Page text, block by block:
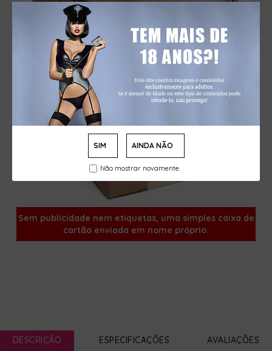
SIM AINDA NÃO
Não mostrar novamente.
Sem publicidade nem etiquetas, uma simples caixa de
cartão enviada em nome próprio.
DESCRIÇÃO ESPECIFICAÇÕES AVALIAÇÕES